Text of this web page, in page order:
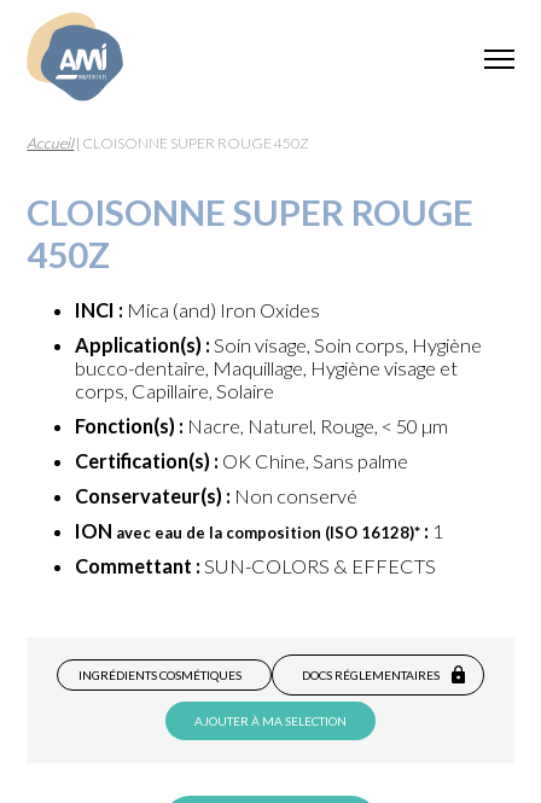
Accueil| CLOISONNE SUPER ROUGE 450Z
CLOISONNE SUPER ROUGE
450Z
INCI : Mica (and) Iron Oxides
Application(s) : Soin visage, Soin corps, Hygiène
bucco-dentaire, Maquillage, Hygiène visage et
corps, Capillaire, Solaire
Fonction(s) : Nacre, Naturel, Rouge, < 50 µm
Certification(s) : OK Chine, Sans palme
Conservateur(s) : Non conservé
ION avec eau de la composition (ISO 16128)* : 1
Commettant : SUN-COLORS & EFFECTS
INGRÉDIENTS COSMÉTIQUES DOCS RÉGLEMENTAIRES
AJOUTER À MA SELECTION